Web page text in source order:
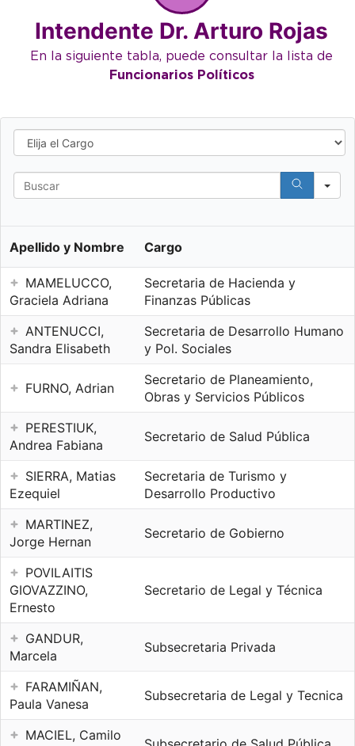
Intendente Dr. Arturo Rojas
En la siguiente tabla, puede consultar la lista de
Funcionarios Políticos
Elija
Cargo
Search
Apellido y Nombre Cargo
MAMELUCCO,
Graciela Adriana
Secretaria de Hacienda y
Finanzas Públicas
ANTENUCCI,
Sandra Elisabeth
Secretaria de Desarrollo Humano
y Pol. Sociales
FURNO, Adrian
Secretario de Planeamiento,
Obras y Servicios Públicos
PERESTIUK,
Andrea Fabiana
Secretario de Salud Pública
SIERRA, Matias
Ezequiel
Secretaria de Turismo y
Desarrollo Productivo
MARTINEZ,
Jorge Hernan
Secretario de Gobierno
POVILAITIS
GIOVAZZINO,
Ernesto
Secretario de Legal y Técnica
GANDUR,
Marcela
Subsecretaria Privada
FARAMIÑAN,
Paula Vanesa
Subsecretaria de Legal y Tecnica
MACIEL, Camilo